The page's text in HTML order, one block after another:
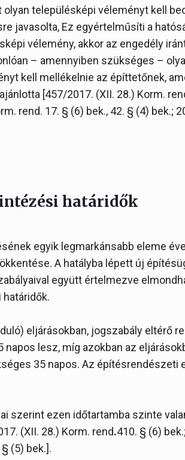
településképi véleményt kell
javasolta, Ez egyértelműsíti a
vélemény, akkor az engedély
– amennyiben szükséges –
kell mellékelnie az építtetőnek,
[457/2017. (XII. 28.) Korm.
rend. 17. § (6) bek., 42. § (4) bek.;
határidők
egyik legmarkánsabb eleme
A hatályba lépett új
együtt értelmezve
eljárásokban, jogszabály eltérő
lesz, míg azokban az
35 napos. Az építésrendészeti
szerint ezen időtartamba szinte
(XII. 28.) Korm. rend.410. § (6)
(5) bek.].